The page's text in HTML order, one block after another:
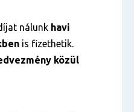
nálunk havi
is fizethetik.
közül